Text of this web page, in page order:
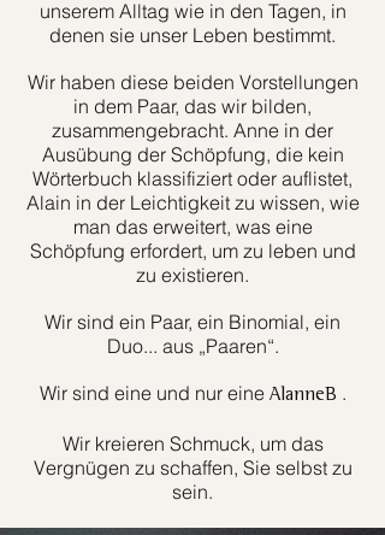
unserem Alltag wie in den Tagen, in
denen sie unser Leben bestimmt.
Wir haben diese beiden Vorstellungen
in dem Paar, das wir bilden,
zusammengebracht. Anne in der
Ausübung der Schöpfung, die kein
Wörterbuch klassifiziert oder auflistet,
Alain in der Leichtigkeit zu wissen, wie
man das erweitert, was eine
Schöpfung erfordert, um zu leben und
zu existieren.
Wir sind ein Paar, ein Binomial, ein
Duo... aus „Paaren“.
Wir sind eine und nur eine AlanneB .
Wir kreieren Schmuck, um das
Vergnügen zu schaffen, Sie selbst zu
sein.